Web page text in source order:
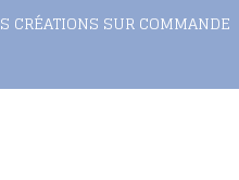
CRÉATIONS SUR COMMANDE